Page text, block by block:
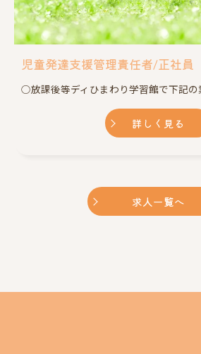
児童発達支援管理責任者/正社員
詳しく見る
求人一覧へ